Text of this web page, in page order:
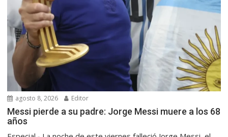
agosto 8, 2026 Editor
Messi pierde a su padre: Jorge Messi muere a los 68
años